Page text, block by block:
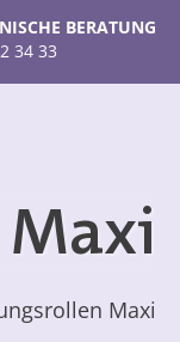
BERATUNG
34 33
Maxi